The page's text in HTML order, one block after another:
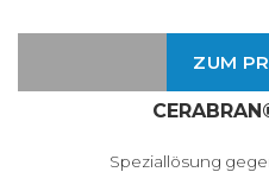
ZUM
Speziallösung